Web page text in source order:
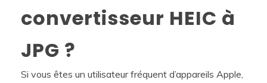
convertisseur HEIC à
JPG ?
Si vous êtes un utilisateur fréquent d’appareils Apple,